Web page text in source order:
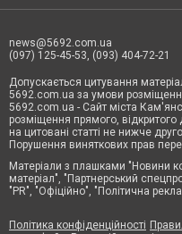
news@5692.com.ua
(097) 125-45-53, (093) 404-72-21
Допускається цитування
5692.com.ua за умови
5692.com.ua - Сайт міста
розміщення прямого,
на цитовані статті не нижче
Порушення виняткових прав
Матеріали з плашками "Новини
матеріал", "Партнерський
"PR", "Офіційно", "Політична
Політика конфіденційності